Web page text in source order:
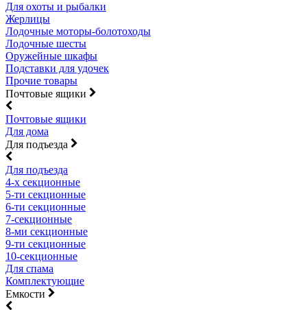
Для охоты и рыбалки
Жерлицы
Лодочные моторы-болотоходы
Лодочные шесты
Оружейные шкафы
Подставки для удочек
Прочие товары
Почтовые ящики
Почтовые ящики
Для дома
Для подъезда
Для подъезда
4-х секционные
5-ти секционные
6-ти секционные
7-секционные
8-ми секционные
9-ти секционные
10-секционные
Для спама
Комплектующие
Емкости